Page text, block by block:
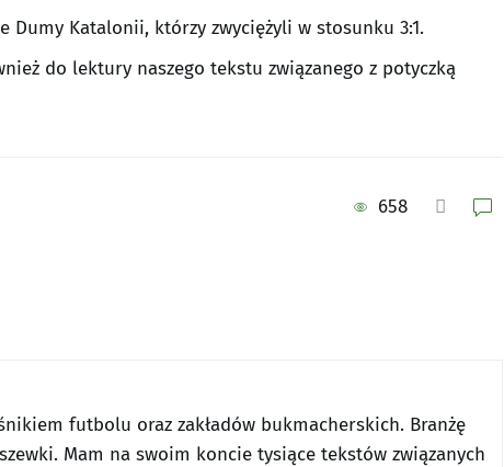
Dumy Katalonii, którzy zwyciężyli w stosunku 3:1.
do lektury naszego tekstu związanego z potyczką
658
futbolu oraz zakładów bukmacherskich. Branżę
Mam na swoim koncie tysiące tekstów związanych